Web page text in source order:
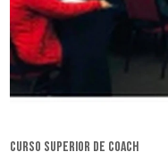
curso superior de coach